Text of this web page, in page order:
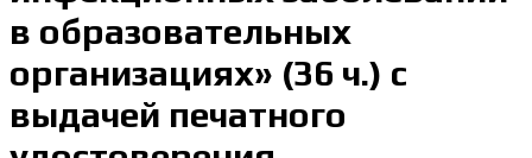
в образовательных
организациях» (36 ч.) с
выдачей печатного